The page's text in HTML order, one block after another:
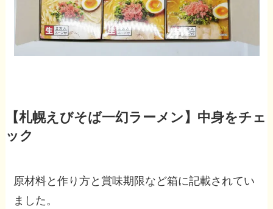
【札幌えびそば一幻ラーメン】中身をチェ
ック
原材料と作り方と賞味期限など箱に記載されてい
ました。